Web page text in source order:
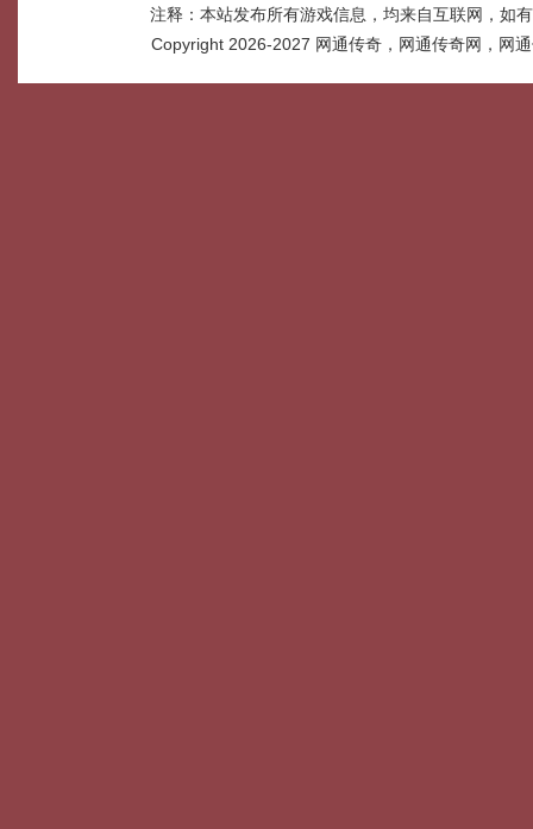
注释：本站发布所有游戏信息，均来自互联网，如
Copyright 2026-2027 网通传奇，网通传奇网，网